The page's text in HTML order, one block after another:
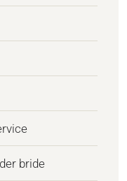
bride